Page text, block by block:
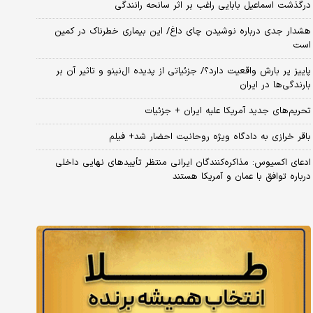
درگذشت اسماعیل بابایی راغب بر اثر سانحه رانندگی
هشدار جدی درباره نوشیدن چای داغ/ این بیماری خطرناک در کمین
است
پاییز پر بارش واقعیت دارد؟/ جزئیاتی از پدیده ال‌نینو و تاثیر آن بر
بارندگی‌ها در ایران
تحریم‌های جدید آمریکا علیه ایران + جزئیات
باقر خرازی به دادگاه ویژه روحانیت احضار شد+ فیلم
ادعای اکسیوس: مذاکره‌کنندگان ایرانی منتظر تأییدهای نهایی داخلی
درباره توافق با عمان و آمریکا هستند